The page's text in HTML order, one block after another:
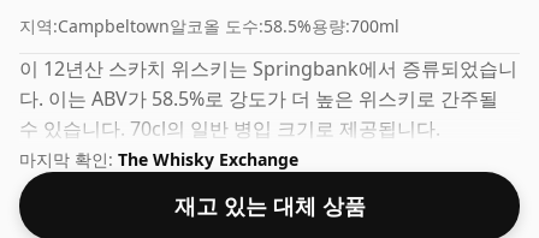
지역:Campbeltown알코올 도수:58.5%용량:700ml
이 12년산 스카치 위스키는 Springbank에서 증류되었습니
다. 이는 ABV가 58.5%로 강도가 더 높은 위스키로 간주될
수 있습니다. 70cl의 일반 병입 크기로 제공됩니다.
마지막 확인: The Whisky Exchange
재고 있는 대체 상품